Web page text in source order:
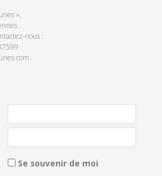
»,
.
nous :
Se souvenir de moi